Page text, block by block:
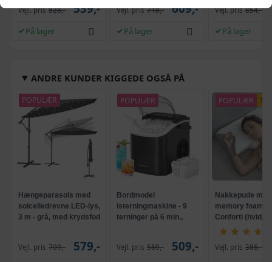
Vejl. pris 828,- 539,-
På lager
Vejl. pris 718,- 609,-
På lager
Vejl. pris 854,-
På lager
ANDRE KUNDER KIGGEDE OGSÅ PÅ
POPULÆR
Hængeparasols med
solcelledrevne LED-lys,
3 m - grå, med krydsfod
Vejl. pris 709,- 579,-
POPULÆR
Bordmodel
isterningmaskine - 9
terninger på 6 min.,
Vejl. pris 569,- 509,-
POPULÆR
Nakkepude med
memory foam -
Conforti (hvid/
Vejl. pris 386,-